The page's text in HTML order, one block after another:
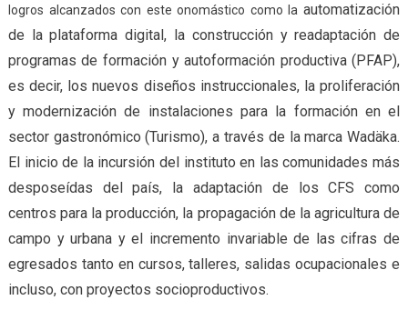
logros alcanzados con este onomástico como laautomatización
de la plataforma digital, la construcción y readaptación de
programas de formación y autoformación productiva (PFAP),
es decir, los nuevos diseños instruccionales, la proliferación
y modernización de instalaciones para la formación en el
sector gastronómico (Turismo), a través de la marca Wadäka.
El inicio de la incursión del instituto en las comunidades más
desposeídas del país, la adaptación de los CFS como
centros para la producción, la propagación de la agricultura de
campo y urbana y el incremento invariable de las cifras de
egresados tanto en cursos, talleres, salidas ocupacionales e
incluso, con proyectos socioproductivos.